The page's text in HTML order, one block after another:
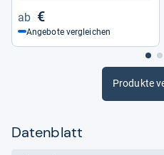
€
Angebote vergleichen
Produkte
Datenblatt